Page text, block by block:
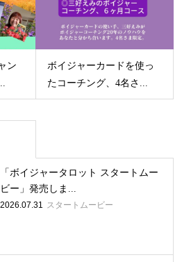
ン
ボイジャーカードを使っ
たコーチング、4名さ...
「ボイジャータロット スタートムー
ビー」発売しま...
2026.07.31 スタートムービー